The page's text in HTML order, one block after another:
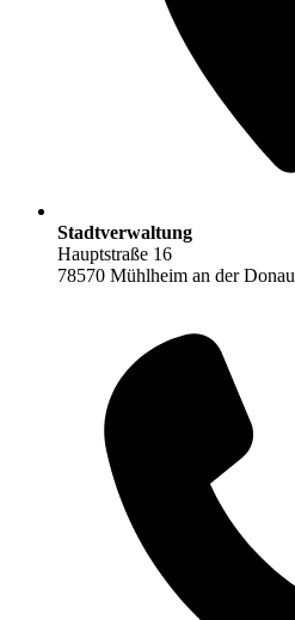
Stadtverwaltung
Hauptstraße 16
78570 Mühlheim an der Donau